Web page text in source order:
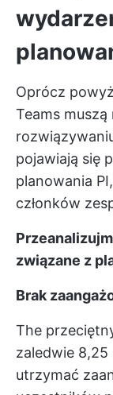
Oprócz
Teams
pojawiają się
planowania
członków
związane z
Brak
The
zaledwie 8,25
utrzymać